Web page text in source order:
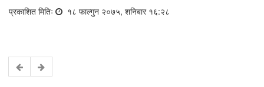
प्रकाशित मितिः १८ फाल्गुन २०७५, शनिबार १६:२८